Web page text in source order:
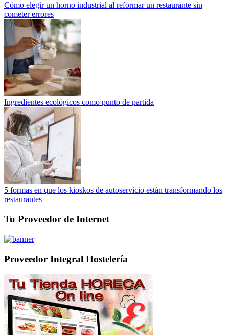
Cómo elegir un horno industrial al reformar un restaurante sin
cometer errores
Ingredientes ecológicos como punto de partida
5 formas en que los kioskos de autoservicio están transformando los
restaurantes
Tu Proveedor de Internet
Proveedor Integral Hostelería